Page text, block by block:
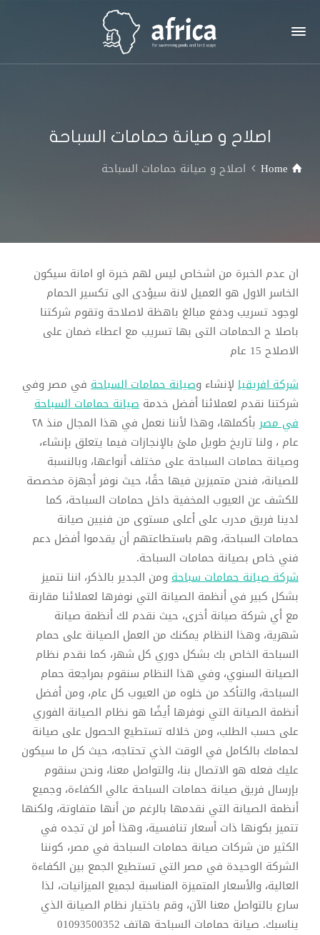
اصلاح و صيانة حمامات السباحة
Home اصلاح و صيانة حمامات السباحة
ان عدم الخبرة من اشخاص ليس لهم خبرة او امانة سيكون
الخاسر الاول هو العميل لانة سيؤدى الى تكسير الحمام
لوجود تسريب ودفع مبالغ باهظة لاصلاحة وتقوم شركتنا
باصلا ح الحمامات التى بها تسريب مع اعطاء ضمان على
الاصلاح 15 عام
شركة افريقيا لإنشاء وصيانة حمامات السباحة في مصر وفي
شركتنا نقدم لعملائنا أفضل خدمة صيانة حمامات السباحة
في مصر
بأكملها، وهذا لأننا نعمل في هذا المجال منذ ٢٨
عام ، ولنا تاريخ طويل ملئ بالإنجازات فيما يتعلق بإنشاء،
وصيانة حمامات السباحة على مختلف أنواعها، وبالنسبة
للصيانة، فنحن متميزين فيها حقًا، حيث نوفر أجهزة مخصصة
للكشف عن العيوب المخفية داخل حمامات السباحة، كما
لدينا فريق مدرب على أعلى مستوى من فنيين صيانة
حمامات السباحة، وهم باستطاعتهم أن يقدموا أفضل دعم
فني خاص بصيانة حمامات السباحة.
شركة صيانة حمامات سباحة ومن الجدير بالذكر، اننا نتميز
بشكل كبير في أنظمة الصيانة التي نوفرها لعملائنا مقارنة
مع أي شركة صيانة أخرى، حيث نقدم لك أنظمة صيانة
شهرية، وهذا النظام يمكنك من العمل الصيانة على حمام
السباحة الخاص بك بشكل دوري كل شهر، كما نقدم نظام
الصيانة السنوي، وفي هذا النظام سنقوم بمراجعة حمام
السباحة، والتأكد من خلوه من العيوب كل عام، ومن أفضل
أنظمة الصيانة التي نوفرها أيضًا هو نظام الصيانة الفوري
على حسب الطلب، ومن خلاله تستطيع الحصول على صيانة
لحمامك بالكامل في الوقت الذي تحتاجه، حيث كل ما سيكون
عليك فعله هو الاتصال بنا، والتواصل معنا، ونحن سنقوم
بإرسال فريق صيانة حمامات السباحة عالي الكفاءة، وجميع
أنظمة الصيانة التي نقدمها بالرغم من أنها متفاوتة، ولكنها
تتميز بكونها ذات أسعار تنافسية، وهذا أمر لن تجده في
الكثير من شركات صيانة حمامات السباحة في مصر، كوننا
الشركة الوحيدة في مصر التي تستطيع الجمع بين الكفاءة
العالية، والأسعار المتميزة المناسبة لجميع الميزانيات، لذا
سارع بالتواصل معنا الآن، وقم باختيار نظام الصيانة الذي
يناسبك. صيانة حمامات السباحة هاتف 01093500352